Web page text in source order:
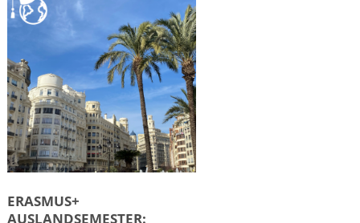
ERASMUS+
AUSLANDSEMESTER: